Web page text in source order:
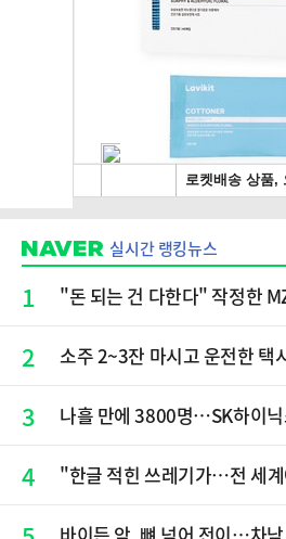
실시간 랭킹뉴스
1 "돈 되는 건 다한다" 작정한
2 소주 2~3잔 마시고 운전한
3 나흘 만에 3800명…SK하이
4 "한글 적힌 쓰레기가…전 세